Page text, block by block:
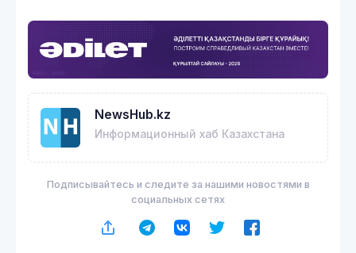
NewsHub.kz
Информационный хаб Казахстана
Подписывайтесь и следите за нашими новостями в
социальных сетях